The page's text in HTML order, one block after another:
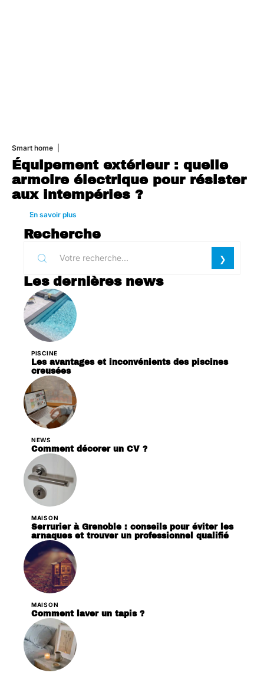
Smart home
Équipement extérieur : quelle
armoire électrique pour résister
aux intempéries ?
En savoir plus
Recherche
Les dernières news
PISCINE
Les avantages et inconvénients des piscines
creusées
NEWS
Comment décorer un CV ?
MAISON
Serrurier à Grenoble : conseils pour éviter les
arnaques et trouver un professionnel qualifié
MAISON
Comment laver un tapis ?